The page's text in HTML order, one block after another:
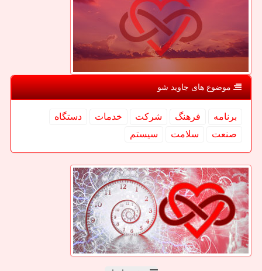
موضوع های جاوید شو
برنامه فرهنگ شركت خدمات
دستگاه
صنعت
سلامت سیستم